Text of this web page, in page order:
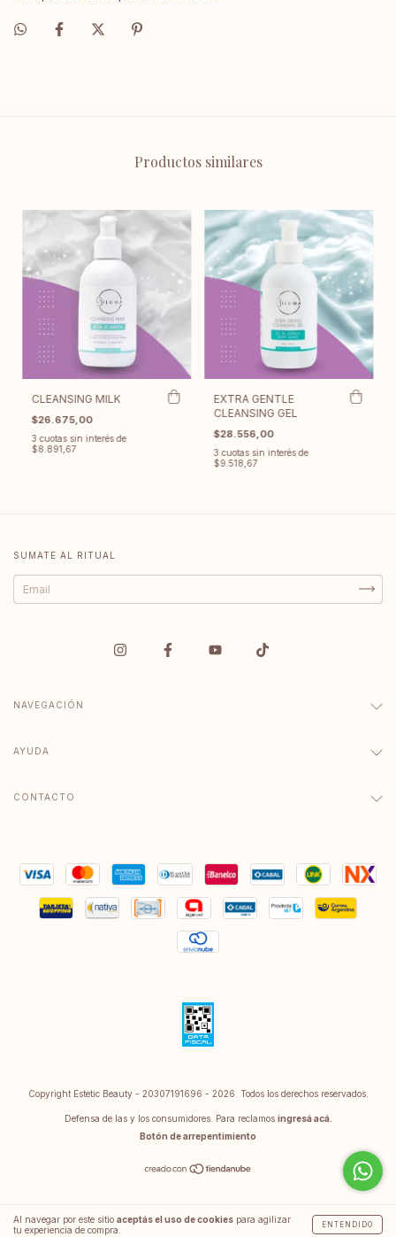
Al navegar por este sitio aceptás el uso de cookies para agilizar
tu experiencia de compra.
ENTENDIDO
Productos similares
CLEANSING MILK
$26.675,00
3 cuotas sin interés de
$8.891,67
EXTRA GENTLE
CLEANSING GEL
$28.556,00
3 cuotas sin interés de
$9.518,67
SUMATE AL RITUAL
NAVEGACIÓN
AYUDA
CONTACTO
Copyright Estetic Beauty - 20307191696 - 2026. Todos los derechos reservados.
Defensa de las y los consumidores. Para reclamos ingresá acá.
Botón de arrepentimiento